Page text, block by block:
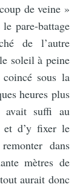
de veine »
pare-battage
de l’autre
soleil à peine
sous la
heures plus
avait suffi au
et d’y fixer le
dans
mètres de
aurait donc